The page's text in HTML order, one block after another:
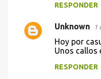
RESPONDER
Unknown 1
Hoy por
Unos callos
RESPONDER